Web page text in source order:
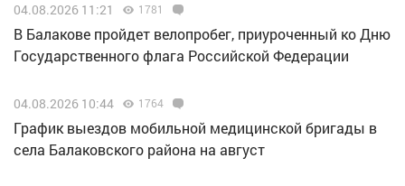
04.08.2026 11:21 1781
В Балакове пройдет велопробег, приуроченный ко Дню
Государственного флага Российской Федерации
04.08.2026 10:44 1764
График выездов мобильной медицинской бригады в
села Балаковского района на август